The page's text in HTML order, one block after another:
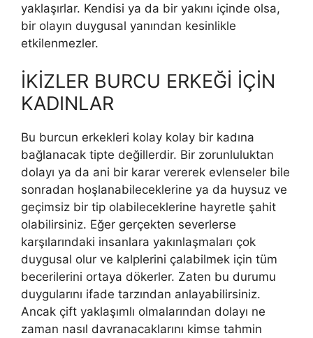
yaklaşırlar. Kendisi ya da bir yakını içinde olsa,
bir olayın duygusal yanından kesinlikle
etkilenmezler.
İKİZLER BURCU ERKEĞİ İÇİN
KADINLAR
Bu burcun erkekleri kolay kolay bir kadına
bağlanacak tipte değillerdir. Bir zorunluluktan
dolayı ya da ani bir karar vererek evlenseler bile
sonradan hoşlanabileceklerine ya da huysuz ve
geçimsiz bir tip olabileceklerine hayretle şahit
olabilirsiniz. Eğer gerçekten severlerse
karşılarındaki insanlara yakınlaşmaları çok
duygusal olur ve kalplerini çalabilmek için tüm
becerilerini ortaya dökerler. Zaten bu durumu
duygularını ifade tarzından anlayabilirsiniz.
Ancak çift yaklaşımlı olmalarından dolayı ne
zaman nasıl davranacaklarını kimse tahmin